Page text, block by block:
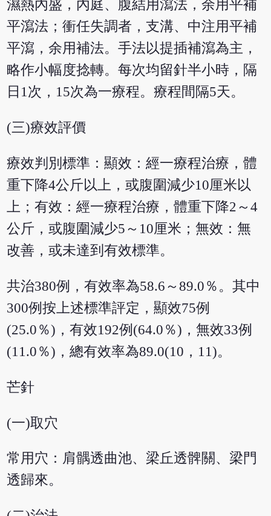
濕熱內盛，內庭、腹結用瀉法，余用平補
平瀉法；衝任失調者，支溝、中注用平補
平瀉，余用補法。手法以提插補瀉為主，
略作小幅度捻轉。每次均留針半小時，隔
日1次，15次為一療程。療程間隔5天。
(三)療效評價
療效判別標準：顯效：經一療程治療，體
重下降4公斤以上，或腹圍減少10厘米以
上；有效：經一療程治療，體重下降2～4
公斤，或腹圍減少5～10厘米；無效：無
改善，或未達到有效標準。
共治380例，有效率為58.6～89.0％。其中
300例按上述標準評定，顯效75例
(25.0％)，有效192例(64.0％)，無效33例
(11.0％)，總有效率為89.0(10，11)。
芒針
(一)取穴
常用穴：肩髃透曲池、梁丘透髀關、梁門
透歸來。